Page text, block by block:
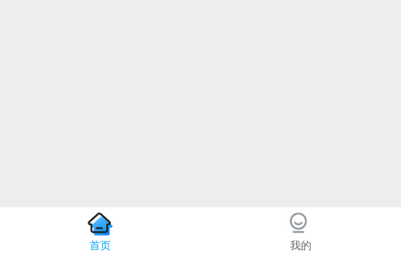
首页 我的